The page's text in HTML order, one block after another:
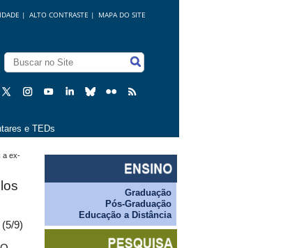
MAPA DO SITE
ALTO CONTRASTE |
|
e TEDs
a ex-
9)
Graduação
Pós-Graduação
Educação a Distância